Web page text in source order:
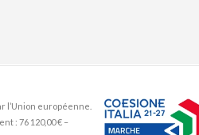
l’Union européenne.
: 76 120,00 € –